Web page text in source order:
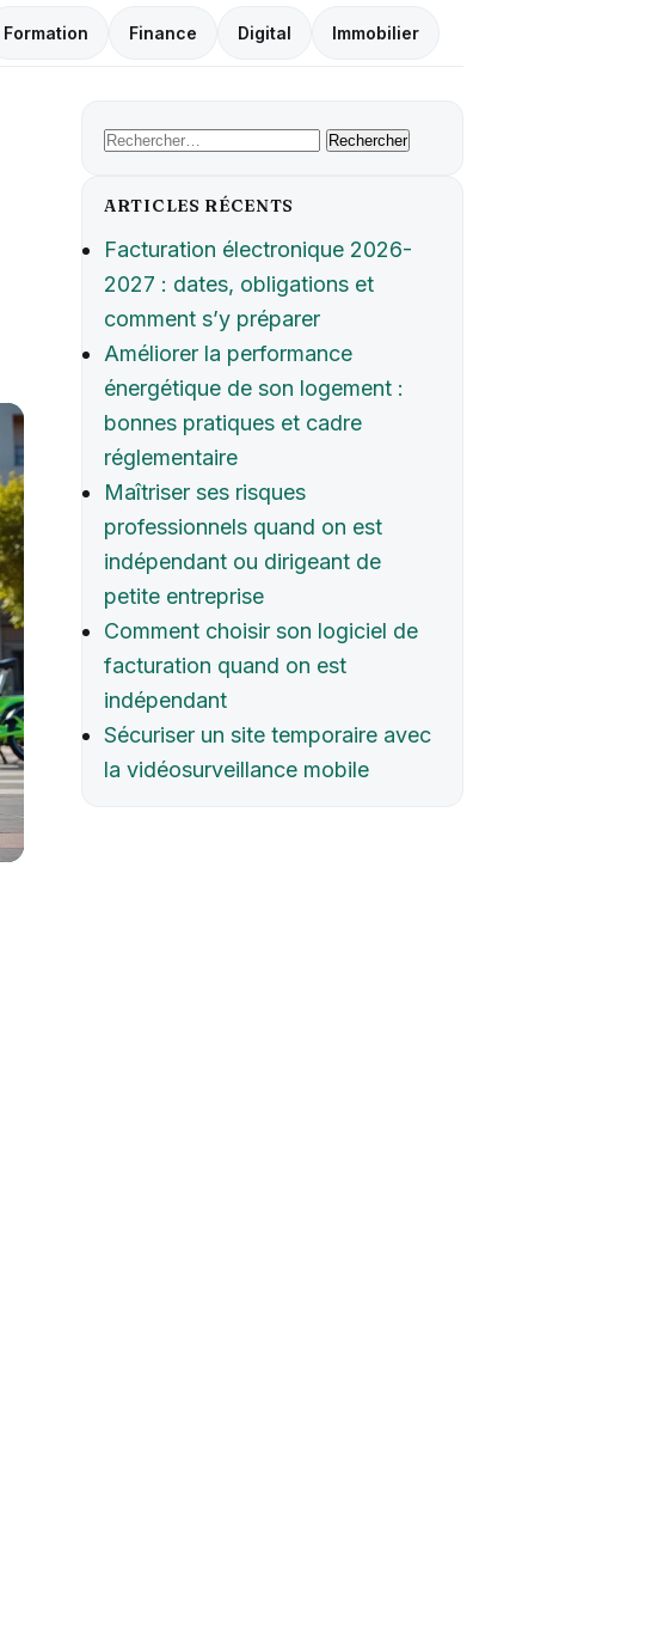
Formation Finance Digital Immobilier
Rechercher :
ARTICLES RÉCENTS
Facturation électronique 2026-
2027 : dates, obligations et
comment s’y préparer
Améliorer la performance
énergétique de son logement :
bonnes pratiques et cadre
réglementaire
Maîtriser ses risques
professionnels quand on est
indépendant ou dirigeant de
petite entreprise
Comment choisir son logiciel de
facturation quand on est
indépendant
Sécuriser un site temporaire avec
la vidéosurveillance mobile